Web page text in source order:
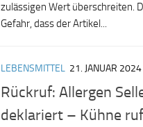
zulässigen Wert überschreiten.
Gefahr, dass der Artikel...
LEBENSMITTEL 21. JANUAR 2024
Rückruf: Allergen
deklariert – Kühne